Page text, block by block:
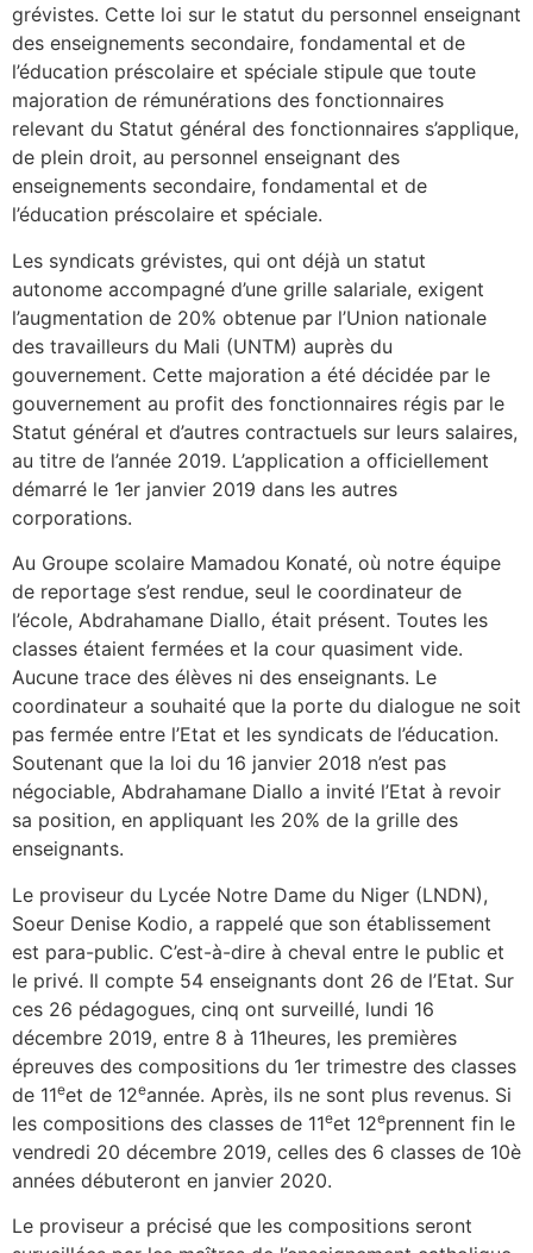
grévistes. Cette loi sur le statut du personnel enseignant
des enseignements secondaire, fondamental et de
l’éducation préscolaire et spéciale stipule que toute
majoration de rémunérations des fonctionnaires
relevant du Statut général des fonctionnaires s’applique,
de plein droit, au personnel enseignant des
enseignements secondaire, fondamental et de
l’éducation préscolaire et spéciale.
Les syndicats grévistes, qui ont déjà un statut
autonome accompagné d’une grille salariale, exigent
l’augmentation de 20% obtenue par l’Union nationale
des travailleurs du Mali (UNTM) auprès du
gouvernement. Cette majoration a été décidée par le
gouvernement au profit des fonctionnaires régis par le
Statut général et d’autres contractuels sur leurs salaires,
au titre de l’année 2019. L’application a officiellement
démarré le 1er janvier 2019 dans les autres
corporations.
Au Groupe scolaire Mamadou Konaté, où notre équipe
de reportage s’est rendue, seul le coordinateur de
l’école, Abdrahamane Diallo, était présent. Toutes les
classes étaient fermées et la cour quasiment vide.
Aucune trace des élèves ni des enseignants. Le
coordinateur a souhaité que la porte du dialogue ne soit
pas fermée entre l’Etat et les syndicats de l’éducation.
Soutenant que la loi du 16 janvier 2018 n’est pas
négociable, Abdrahamane Diallo a invité l’Etat à revoir
sa position, en appliquant les 20% de la grille des
enseignants.
Le proviseur du Lycée Notre Dame du Niger (LNDN),
Soeur Denise Kodio, a rappelé que son établissement
est para-public. C’est-à-dire à cheval entre le public et
le privé. Il compte 54 enseignants dont 26 de l’Etat. Sur
ces 26 pédagogues, cinq ont surveillé, lundi 16
décembre 2019, entre 8 à 11heures, les premières
épreuves des compositions du 1er trimestre des classes
de 11eet de 12eannée. Après, ils ne sont plus revenus. Si
les compositions des classes de 11eet 12eprennent fin le
vendredi 20 décembre 2019, celles des 6 classes de 10è
années débuteront en janvier 2020.
Le proviseur a précisé que les compositions seront